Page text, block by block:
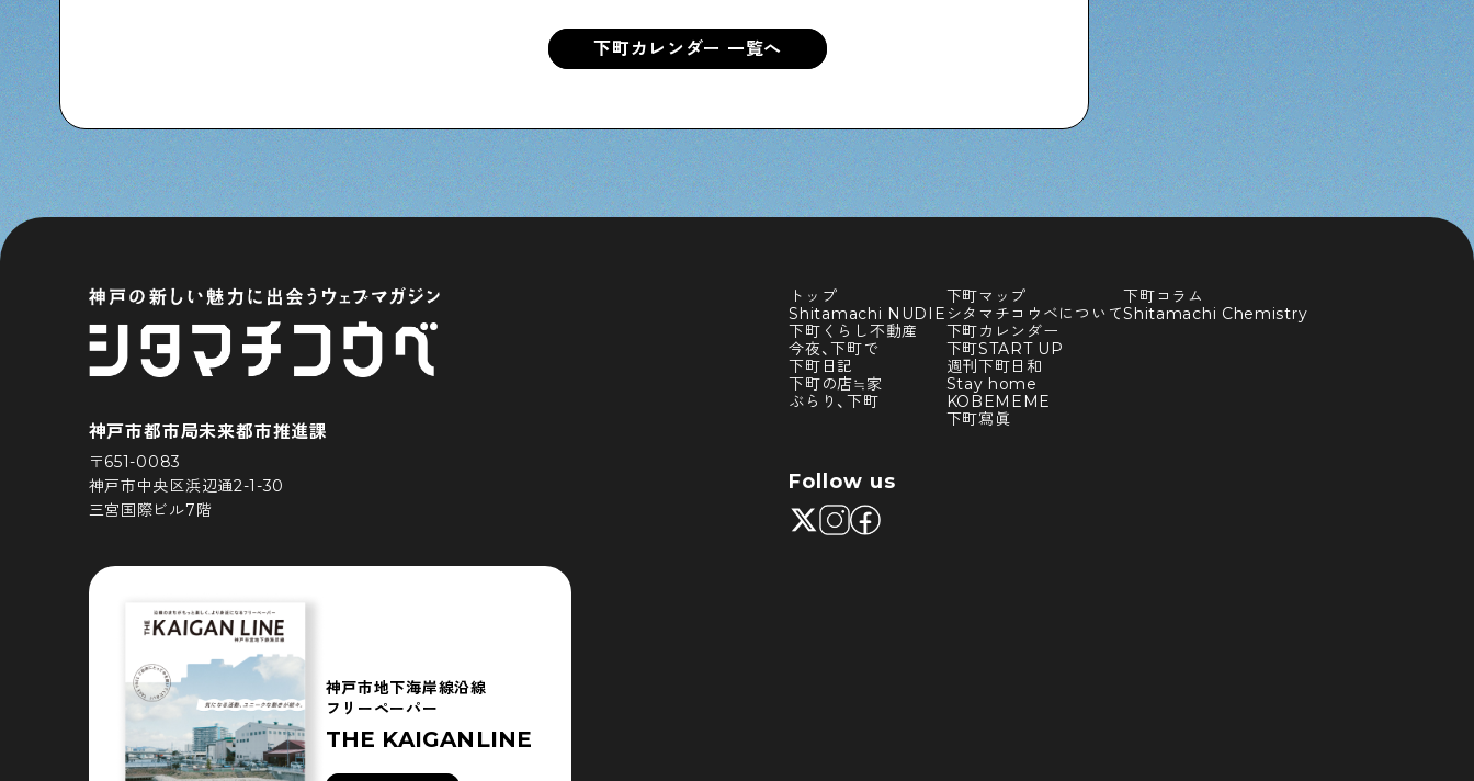
下町カレンダー 一覧へ
トップ
Shitamachi NUDIE
下町くらし不動産
今夜、下町で
下町日記
下町の店≒家
ぶらり、下町
下町マップ
シタマチコウベについて
下町カレンダー
下町START UP
週刊下町日和
Stay home
KOBEMEME
下町寫眞
下町コラム
Shitamachi Chemistry
Follow us
神戸市都市局未来都市推進課
〒651-0083
神戸市中央区浜辺通2-1-30
三宮国際ビル7階
神戸市地下海岸線沿線
フリーペーパー
THE KAIGANLINE